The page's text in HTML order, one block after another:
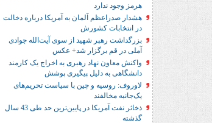
هرمز وجود ندارد
هشدار صدراعظم آلمان به آمریکا درباره دخالت
در انتخابات کشورش
بزرگداشت رهبر شهید از سوی آیت‌الله جوادی
آملی در قم برگزار شد+ عکس
واکنش معاون نهاد رهبری به اخراج یک کارمند
دانشگاهی به دلیل پیگیری پوشش
لاوروف: روسیه و چین با سیاست تحریم‌های
یک‌جانبه مخالفند
ذخائر نفت آمریکا در پایین‌ترین حد طی 43 سال
گذشته